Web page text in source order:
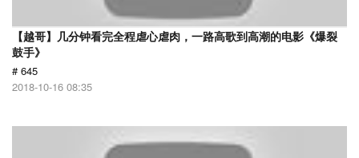
【越哥】几分钟看完全程虐心虐肉，一路高歌到高潮的电影《爆裂
鼓手》
# 645
2018-10-16 08:35